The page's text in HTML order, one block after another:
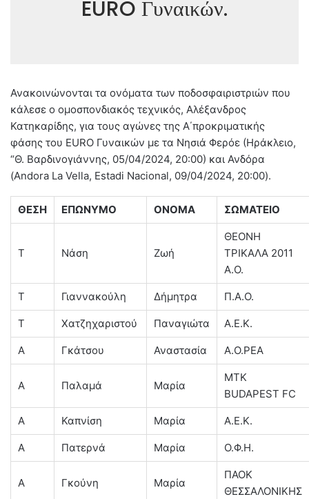
EURO Γυναικών.
Ανακοινώνονται τα ονόματα των ποδοσφαιριστριών που
κάλεσε ο ομοσπονδιακός τεχνικός, Αλέξανδρος
Κατηκαρίδης, για τους αγώνες της Α΄προκριματικής
φάσης του EURO Γυναικών με τα Νησιά Φερόε (Ηράκλειο,
“Θ. Βαρδινογιάννης, 05/04/2024, 20:00) και Ανδόρα
(Andora La Vella, Estadi Nacional, 09/04/2024, 20:00).
ΘΕΣΗ ΕΠΩΝΥΜΟ ΟΝΟΜΑ ΣΩΜΑΤΕΙΟ
T Νάση Ζωή
ΘΕΟΝΗ
ΤΡΙΚΑΛΑ 2011
Α.Ο.
T Γιαννακούλη Δήμητρα Π.Α.Ο.
Τ Χατζηχαριστού Παναγιώτα Α.Ε.Κ.
Α Γκάτσου Αναστασία Α.Ο.ΡΕΑ
A Παλαμά Μαρία
MTK
BUDAPEST FC
A Καπνίση Μαρία Α.Ε.Κ.
Α Πατερνά Μαρία Ο.Φ.Η.
A Γκούνη Μαρία
ΠΑΟΚ
ΘΕΣΣΑΛΟΝΙΚΗΣ